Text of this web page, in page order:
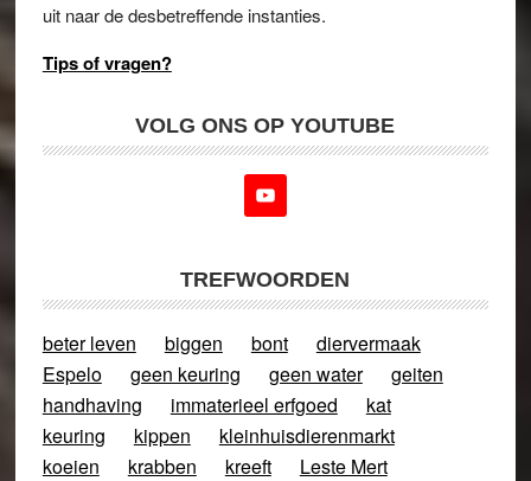
uit naar de desbetreffende instanties.
Tips of vragen?
VOLG ONS OP YOUTUBE
TREFWOORDEN
beter leven biggen bont
diervermaak
Espelo
geen keuring geen water
geiten
handhaving
immaterieel erfgoed
kat
keuring
kippen
kleinhuisdierenmarkt
koeien
krabben kreeft
Leste Mert